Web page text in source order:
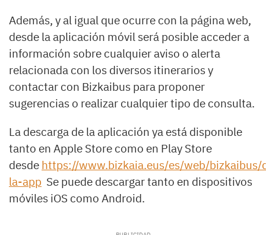
Además, y al igual que ocurre con la página web,
desde la aplicación móvil será posible acceder a
información sobre cualquier aviso o alerta
relacionada con los diversos itinerarios y
contactar con Bizkaibus para proponer
sugerencias o realizar cualquier tipo de consulta.
La descarga de la aplicación ya está disponible
tanto en Apple Store como en Play Store
desde https://www.bizkaia.eus/es/web/bizkaibus/
la-app Se puede descargar tanto en dispositivos
móviles iOS como Android.